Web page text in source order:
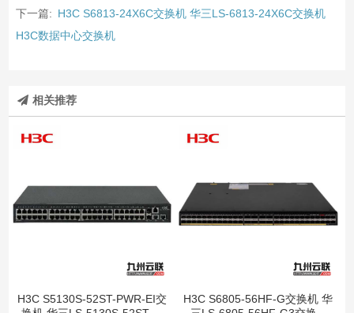
下一篇: H3C S6813-24X6C交换机 华三LS-6813-24X6C交换机
H3C数据中心交换机
相关推荐
H3C S5130S-52ST-PWR-EI交
H3C S6805-56HF-G交换机 华